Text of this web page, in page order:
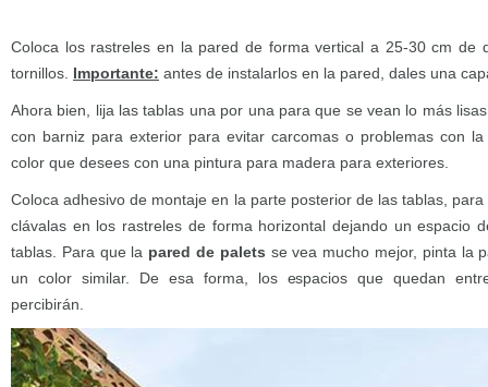
Coloca los rastreles en la pared de forma vertical a 25-30 cm de
tornillos. Importante: antes de instalarlos en la pared, dales una
Ahora bien, lija las tablas una por una para que se vean lo más
con barniz para exterior para evitar carcomas o problemas con
color que desees con una pintura para madera para exteriores.
Coloca adhesivo de montaje en la parte posterior de las tablas,
clávalas en los rastreles de forma horizontal dejando un espacio
tablas. Para que la pared de palets se vea mucho mejor, pinta la
un color similar. De esa forma, los espacios que quedan
percibirán.